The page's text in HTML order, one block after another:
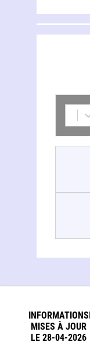
INFORMATIONS
MISES À JOUR
LE 28-04-2026